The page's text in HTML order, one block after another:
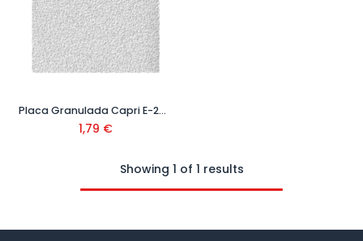
Placa Granulada Capri E-24 600x600 Ref: DC50031310P
1,79 €
Showing 1 of 1 results